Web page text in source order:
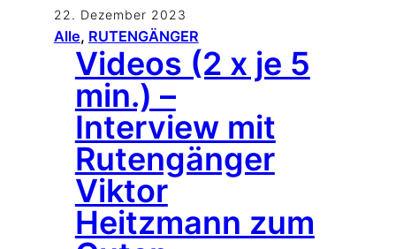
22. Dezember 2023
Alle, RUTENGÄNGER
Videos (2 x je 5
min.) –
Interview mit
Rutengänger
Viktor
Heitzmann zum